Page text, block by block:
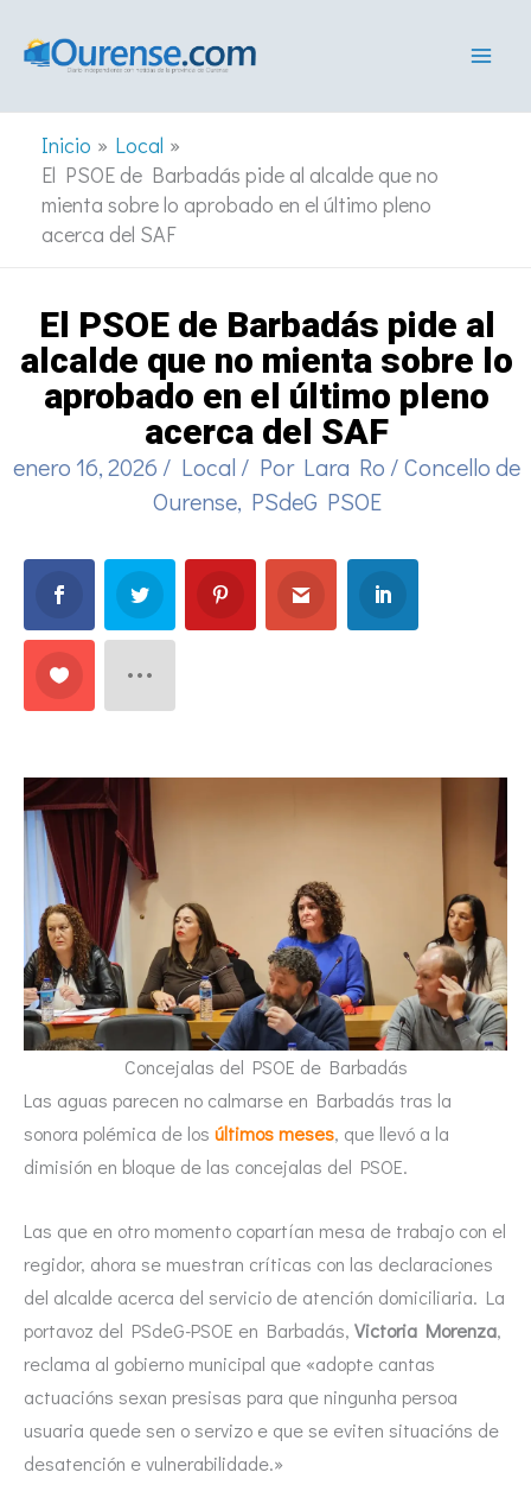
Inicio
Local
El PSOE de Barbadás pide al alcalde que no
mienta sobre lo aprobado en el último pleno
acerca del SAF
El PSOE de Barbadás pide al
alcalde que no mienta sobre lo
aprobado en el último pleno
acerca del SAF
enero 16, 2026 / Local / Por Lara Ro /Concello de
Ourense, PSdeG PSOE
Concejalas del PSOE de Barbadás
Las aguas parecen no calmarse en Barbadás tras la
sonora polémica de los últimos meses, que llevó a la
dimisión en bloque de las concejalas del PSOE.
Las que en otro momento copartían mesa de trabajo con el
regidor, ahora se muestran críticas con las declaraciones
del alcalde acerca del servicio de atención domiciliaria. La
portavoz del PSdeG-PSOE en Barbadás, Victoria Morenza,
reclama al gobierno municipal que «adopte cantas
actuacións sexan presisas para que ningunha persoa
usuaria quede sen o servizo e que se eviten situacións de
desatención e vulnerabilidade.»